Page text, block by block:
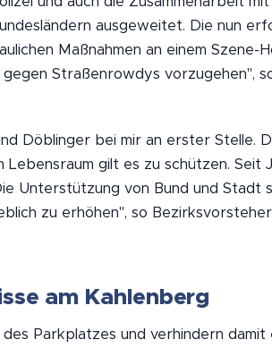
ausgeweitet. Die nun
Maßnahmen an einem Szene-
Straßenrowdys vorzugehen",
Döblinger bei mir an erster Stelle.
gilt es zu schützen. Seit
Unterstützung von Bund und Stadt
zu erhöhen", so
am Kahlenberg
Parkplatzes und verhindern damit